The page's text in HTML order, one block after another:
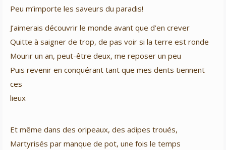
Peu m’importe les saveurs du paradis!
J’aimerais découvrir le monde avant que d’en crever
Quitte à saigner de trop, de pas voir si la terre est ronde
Mourir un an, peut-être deux, me reposer un peu
Puis revenir en conquérant tant que mes dents tiennent
ces
lieux
Et même dans des oripeaux, des adipes troués,
Martyrisés par manque de pot, une fois le temps